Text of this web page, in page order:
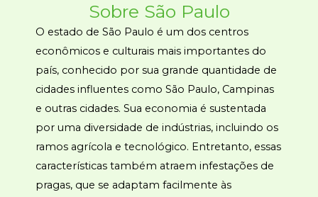
Sobre São Paulo
O estado de São Paulo é um dos centros
econômicos e culturais mais importantes do
país, conhecido por sua grande quantidade de
cidades influentes como São Paulo, Campinas
e outras cidades. Sua economia é sustentada
por uma diversidade de indústrias, incluindo os
ramos agrícola e tecnológico. Entretanto, essas
características também atraem infestações de
pragas, que se adaptam facilmente às